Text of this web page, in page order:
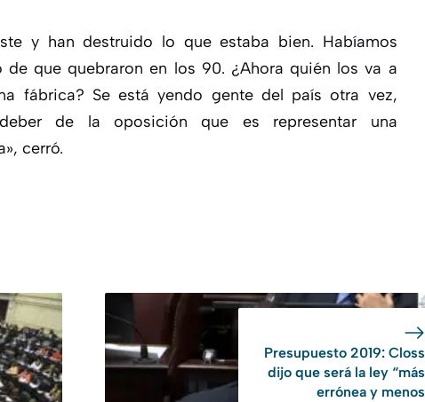
y han destruido lo que estaba bien. Habíamos
que quebraron en los 90. ¿Ahora quién los va a
fábrica? Se está yendo gente del país otra vez,
de la oposición que es representar una
cerró.
Presupuesto 2019: Closs
dijo que será la ley “más
errónea y menos